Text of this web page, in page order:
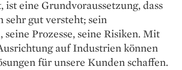
ist eine Grundvoraus­setzung, dass
sehr gut versteht; sein
seine Prozesse, seine Risiken. Mit
auf Industrien können
für unsere Kunden schaffen.